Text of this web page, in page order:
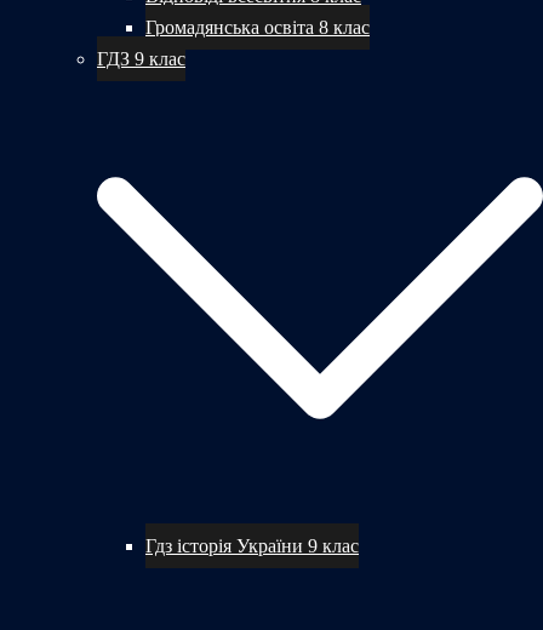
Громадянська освіта 8 клас
ГДЗ 9 клас
Гдз історія України 9 клас